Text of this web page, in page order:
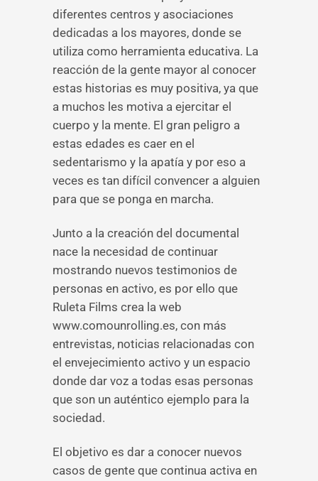
diferentes centros y asociaciones
dedicadas a los mayores, donde se
utiliza como herramienta educativa. La
reacción de la gente mayor al conocer
estas historias es muy positiva, ya que
a muchos les motiva a ejercitar el
cuerpo y la mente. El gran peligro a
estas edades es caer en el
sedentarismo y la apatía y por eso a
veces es tan difícil convencer a alguien
para que se ponga en marcha.
Junto a la creación del documental
nace la necesidad de continuar
mostrando nuevos testimonios de
personas en activo, es por ello que
Ruleta Films crea la web
www.comounrolling.es, con más
entrevistas, noticias relacionadas con
el envejecimiento activo y un espacio
donde dar voz a todas esas personas
que son un auténtico ejemplo para la
sociedad.
El objetivo es dar a conocer nuevos
casos de gente que continua activa en